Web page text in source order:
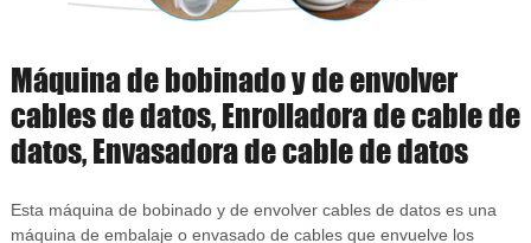
Máquina de bobinado y de envolver
cables de datos, Enrolladora de cable de
datos, Envasadora de cable de datos
Esta máquina de bobinado y de envolver cables de datos es una
máquina de embalaje o envasado de cables que envuelve los